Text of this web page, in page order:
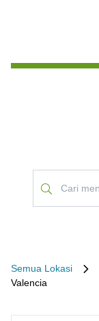
Semua Lokasi
Valencia